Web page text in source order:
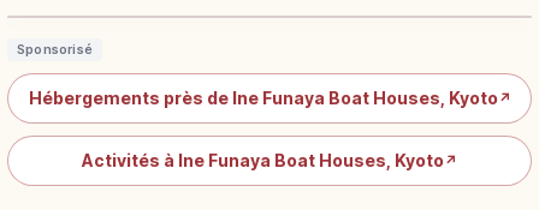
Sponsorisé
Hébergements près de Ine Funaya Boat Houses, Kyoto ↗
Activités à Ine Funaya Boat Houses, Kyoto ↗